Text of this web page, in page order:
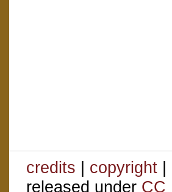
credits | copyright |
released under CC